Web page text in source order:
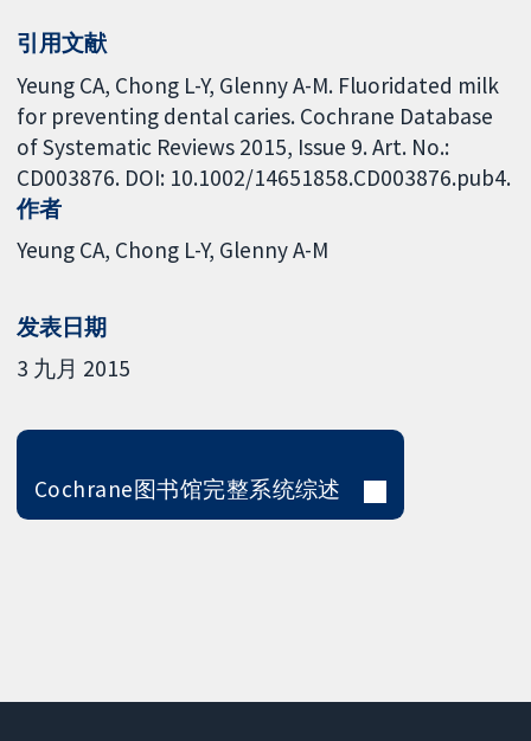
引用文献
Yeung CA, Chong L-Y, Glenny A-M. Fluoridated milk
for preventing dental caries. Cochrane Database
of Systematic Reviews 2015, Issue 9. Art. No.:
CD003876. DOI: 10.1002/14651858.CD003876.pub4.
作者
Yeung CA Chong L-Y Glenny A-M
发表日期
3 九月 2015
Cochrane图书馆完整系统综述